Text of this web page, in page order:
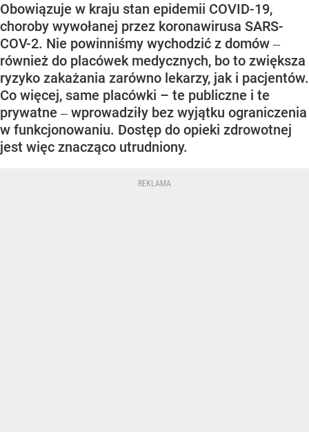
Obowiązuje w kraju stan epidemii COVID-19,
choroby wywołanej przez koronawirusa SARS-
COV-2. Nie powinniśmy wychodzić z domów ‒
również do placówek medycznych, bo to zwiększa
ryzyko zakażania zarówno lekarzy, jak i pacjentów.
Co więcej, same placówki – te publiczne i te
prywatne ‒ wprowadziły bez wyjątku ograniczenia
w funkcjonowaniu. Dostęp do opieki zdrowotnej
jest więc znacząco utrudniony.